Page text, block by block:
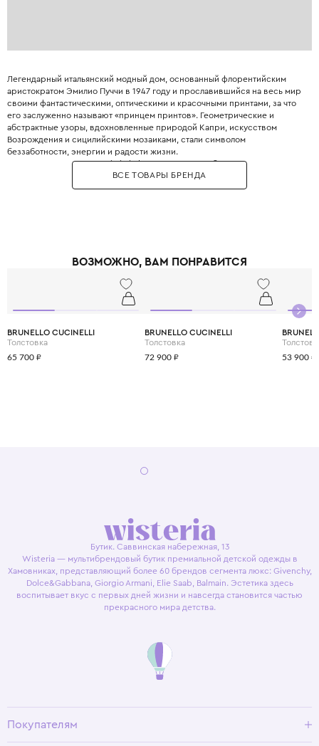
Легендарный итальянский модный дом, основанный флорентийским
аристократом Эмилио Пуччи в 1947 году и прославившийся на весь мир
своими фантастическими, оптическими и красочными принтами, за что
его заслуженно называют «принцем принтов». Геометрические и
абстрактные узоры, вдохновленные природой Капри, искусством
Возрождения и сицилийскими мозаиками, стали символом
беззаботности, энергии и радости жизни.
В 2017 году на выставке Pitti Bimbo во Флоренции была представлена
детская линия, которая практически полностью повторяет взрослые
коллекции. Emilio Pucci Junior - это настоящий взрыв цвета и позитива,
ВСЕ ТОВАРЫ БРЕНДА
ВОЗМОЖНО, ВАМ ПОНРАВИТСЯ
BRUNELLO CUCINELLI
Толстовка
65 700 ₽
BRUNELLO CUCINELLI
Толстовка
72 900 ₽ 53 900 ₽
Бутик. Саввинская набережная, 13
Wisteria — мультибрендовый бутик премиальной детской одежды в
Хамовниках, представляющий более 60 брендов сегмента люкс: Givenchy,
Dolce&Gabbana, Giorgio Armani, Elie Saab, Balmain. Эстетика здесь
воспитывает вкус с первых дней жизни и навсегда становится частью
прекрасного мира детства.
Покупателям